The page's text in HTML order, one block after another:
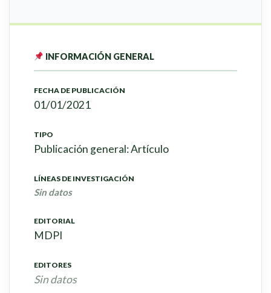
INFORMACIÓN GENERAL
FECHA DE PUBLICACIÓN
01/01/2021
TIPO
Publicación general: Artículo
LÍNEAS DE INVESTIGACIÓN
Sin datos
EDITORIAL
MDPI
EDITORES
Sin datos